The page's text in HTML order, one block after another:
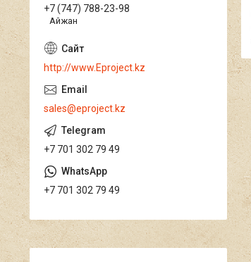
+7 (747) 788-23-98
Айжан
http://www.Eproject.kz
sales@eproject.kz
+7 701 302 79 49
+7 701 302 79 49